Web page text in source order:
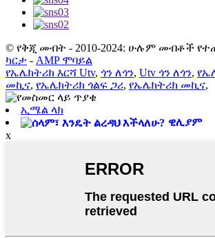
© የቅጂ መብት - 2010-2024: ሁሉም መብቶች
ካርታ - AMP ሞባይል
የኤሌክትሪክ እርሻ Utv, ጎን ለጎን, Utv ጎን ለጎን,
መኪና, የኤሌክትሪክ ጎልፍ ጋሪ, የኤሌክትሪክ መኪና,
ኢሜል ላክ
ዊሊያም
x